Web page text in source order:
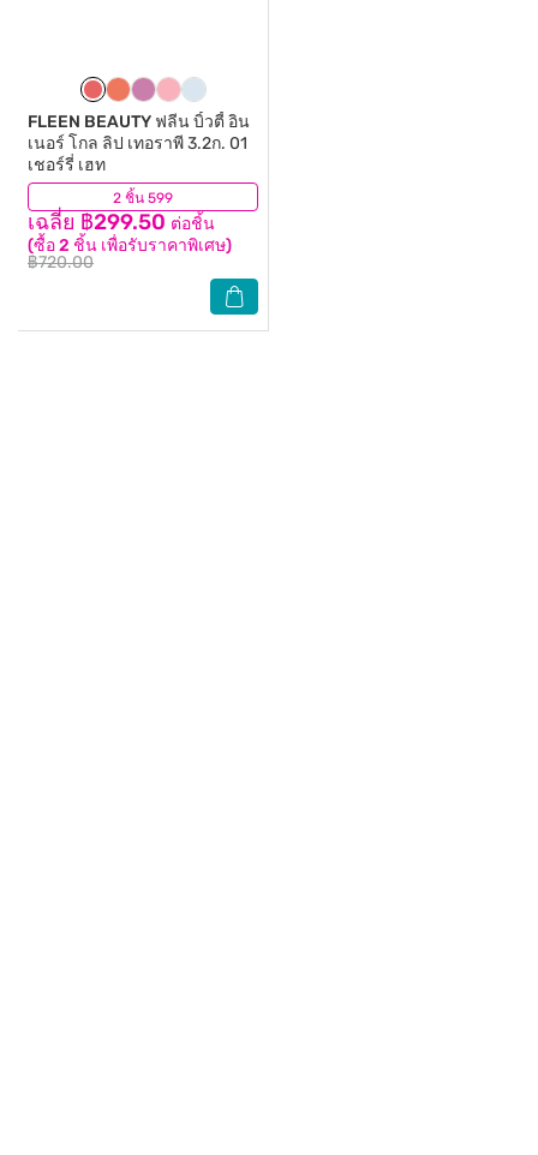
2 ชิ้น 599
FLEEN BEAUTY ฟลีน บิ้วตี้ อิน
เนอร์ โกล ลิป เทอราพี 3.2ก. 01
เชอร์รี่ เฮท
เฉลี่ย ฿299.50 ต่อชิ้น
(ซื้อ 2 ชิ้น เพื่อรับราคาพิเศษ)
฿720.00
(0)